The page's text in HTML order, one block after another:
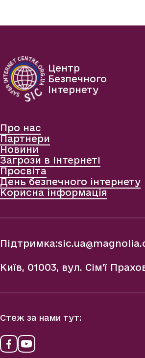
Центр
Безпечного
Інтернету
Про нас
Партнери
Новини
Загрози в інтернеті
Просвіта
День безпечного інтернету
Корисна інформація
Підтримка:
Київ, 01003, вул. Сім'ї
Стеж за нами тут: